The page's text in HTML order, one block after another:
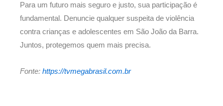
Para um futuro mais seguro e justo, sua participação é
fundamental. Denuncie qualquer suspeita de violência
contra crianças e adolescentes em São João da Barra.
Juntos, protegemos quem mais precisa.
Fonte: https://tvmegabrasil.com.br